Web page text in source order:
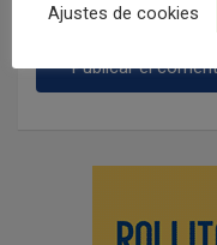
Ajustes de cookies